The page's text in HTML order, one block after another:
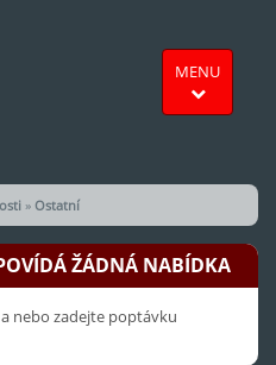
MENU
» Ostatní
ŽÁDNÁ NABÍDKA
nebo zadejte poptávku